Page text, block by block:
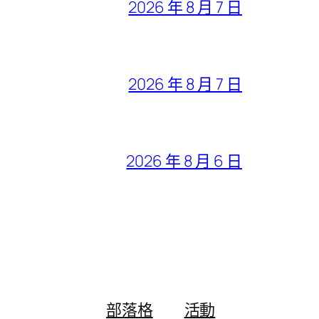
2026 年 8 月 7 日
2026 年 8 月 7 日
2026 年 8 月 6 日
部落格 活動